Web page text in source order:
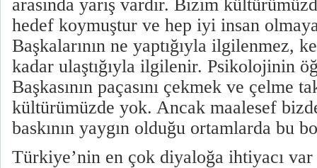
arasında yarış vardır. Bizim
hedef koymuştur ve hep iyi insan
Başkalarının ne yaptığıyla ilgilenmez,
kadar ulaştığıyla ilgilenir. Psikolojinin
Başkasının paçasını çekmek ve çelme
kültürümüzde yok. Ancak maalesef
baskının yaygın olduğu ortamlarda bu
Türkiye’nin en çok diyaloğa ihtiyacı var